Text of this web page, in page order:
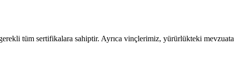
tüm sertifikalara sahiptir. Ayrıca vinçlerimiz, yürürlükteki mevzuata